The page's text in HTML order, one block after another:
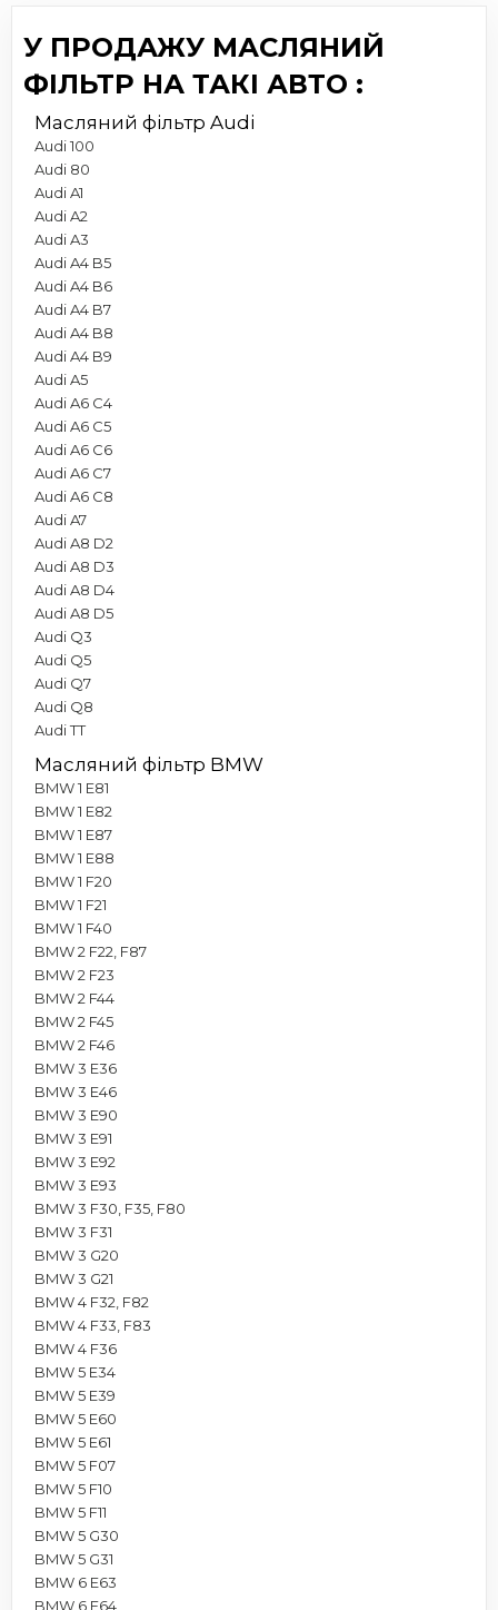
У ПРОДАЖУ МАСЛЯНИЙ
ФІЛЬТР НА ТАКІ АВТО :
Масляний фільтр Audi
Audi 100
Audi 80
Audi A1
Audi A2
Audi A3
Audi A4 B5
Audi A4 B6
Audi A4 B7
Audi A4 B8
Audi A4 B9
Audi A5
Audi A6 C4
Audi A6 C5
Audi A6 C6
Audi A6 C7
Audi A6 C8
Audi A7
Audi A8 D2
Audi A8 D3
Audi A8 D4
Audi A8 D5
Audi Q3
Audi Q5
Audi Q7
Audi Q8
Audi TT
Масляний фільтр BMW
BMW 1 E81
BMW 1 E82
BMW 1 E87
BMW 1 E88
BMW 1 F20
BMW 1 F21
BMW 1 F40
BMW 2 F22, F87
BMW 2 F23
BMW 2 F44
BMW 2 F45
BMW 2 F46
BMW 3 E36
BMW 3 E46
BMW 3 E90
BMW 3 E91
BMW 3 E92
BMW 3 E93
BMW 3 F30, F35, F80
BMW 3 F31
BMW 3 G20
BMW 3 G21
BMW 4 F32, F82
BMW 4 F33, F83
BMW 4 F36
BMW 5 E34
BMW 5 E39
BMW 5 E60
BMW 5 E61
BMW 5 F07
BMW 5 F10
BMW 5 F11
BMW 5 G30
BMW 5 G31
BMW 6 E63
BMW 6 E64